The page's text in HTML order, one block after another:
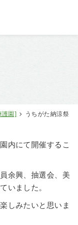
護園] うちがた納涼祭
内にて開催するこ
余興、抽選会、美
いました。
しみたいと思いま